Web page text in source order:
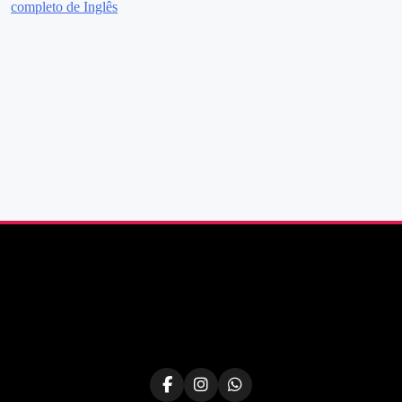
completo de Inglês